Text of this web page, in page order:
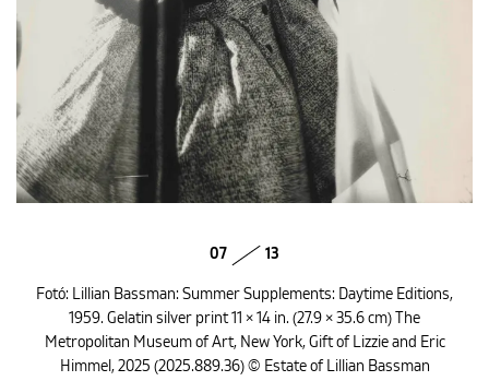
07 13
Fotó: Lillian Bassman: Summer Supplements: Daytime Editions,
1959. Gelatin silver print 11 × 14 in. (27.9 × 35.6 cm) The
Metropolitan Museum of Art, New York, Gift of Lizzie and Eric
Himmel, 2025 (2025.889.36) © Estate of Lillian Bassman